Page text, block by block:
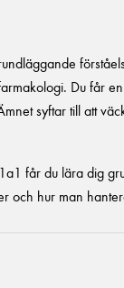
Du får
syftar till att
får du lära dig
och hur man